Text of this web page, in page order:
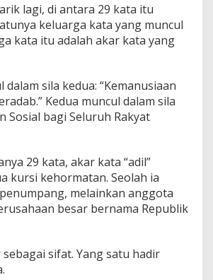
lagi, di antara 29 kata itu
keluarga kata yang muncul
kata itu adalah akar kata yang
dalam sila kedua: “Kemanusiaan
Kedua muncul dalam sila
Sosial bagi Seluruh Rakyat
29 kata, akar kata “adil”
kursi kehormatan. Seolah ia
melainkan anggota
besar bernama Republik
sifat. Yang satu hadir